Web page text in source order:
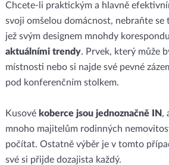
Chcete-li praktickým a hlavně
svoji omšelou domácnost, nebraňte
jež svým designem mnohdy
aktuálními trendy. Prvek, který může
místnosti nebo si najde své pevné
pod konferenčním stolkem.
Kusové koberce jsou jednoznačně IN ,
mnoho majitelům rodinných
počítat. Ostatně výběr je v tomto
své si přijde dozajista každý.